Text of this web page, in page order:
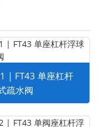
| FT43 单座杠杆
疏水阀